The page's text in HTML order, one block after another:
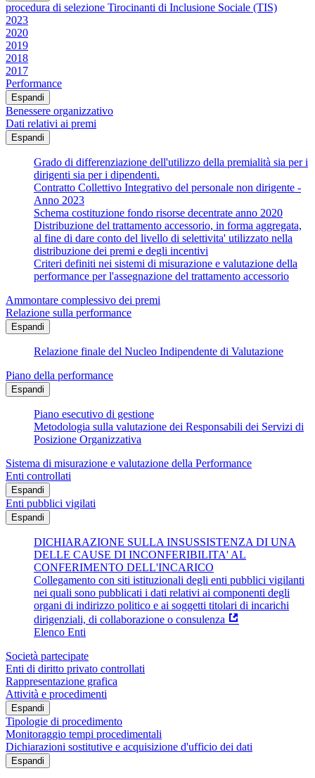
procedura di selezione Tirocinanti di Inclusione Sociale (TIS)
2023
2020
2019
2018
2017
Performance
Espandi
Benessere organizzativo
Dati relativi ai premi
Espandi
Grado di differenziazione dell'utilizzo della premialità sia per i
dirigenti sia per i dipendenti.
Contratto Collettivo Integrativo del personale non dirigente -
Anno 2023
Schema costituzione fondo risorse decentrate anno 2020
Distribuzione del trattamento accessorio, in forma aggregata,
al fine di dare conto del livello di selettivita' utilizzato nella
distribuzione dei premi e degli incentivi
Criteri definiti nei sistemi di misurazione e valutazione della
performance per l'assegnazione del trattamento accessorio
Ammontare complessivo dei premi
Relazione sulla performance
Espandi
Relazione finale del Nucleo Indipendente di Valutazione
Piano della performance
Espandi
Piano esecutivo di gestione
Metodologia sulla valutazione dei Responsabili dei Servizi di
Posizione Organizzativa
Sistema di misurazione e valutazione della Performance
Enti controllati
Espandi
Enti pubblici vigilati
Espandi
DICHIARAZIONE SULLA INSUSSISTENZA DI UNA
DELLE CAUSE DI INCONFERIBILITA' AL
CONFERIMENTO DELL'INCARICO
Collegamento con siti istituzionali degli enti pubblici vigilanti
nei quali sono pubblicati i dati relativi ai componenti degli
organi di indirizzo politico e ai soggetti titolari di incarichi
dirigenziali, di collaborazione o consulenza
Elenco Enti
Società partecipate
Enti di diritto privato controllati
Rappresentazione grafica
Attività e procedimenti
Espandi
Tipologie di procedimento
Monitoraggio tempi procedimentali
Dichiarazioni sostitutive e acquisizione d'ufficio dei dati
Espandi